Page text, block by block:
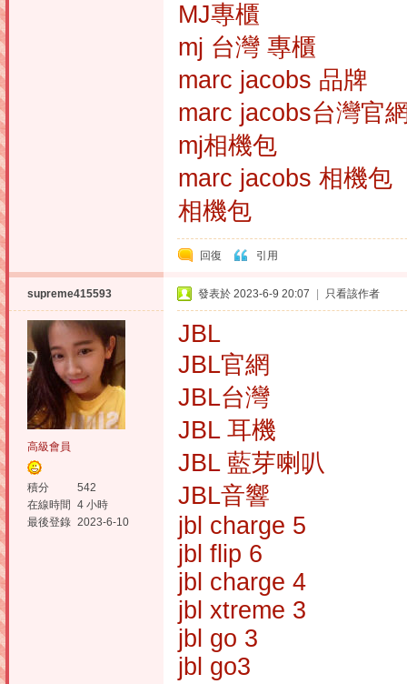
MJ專櫃
mj 台灣 專櫃
marc jacobs 品牌
marc jacobs台灣官
mj相機包
marc jacobs 相機包
相機包
回復 引用
supreme415593
高級會員
積分
542
在線時間
4 小時
最後登錄 2023-6-10
發表於 2023-6-9 20:07 只看該作者
JBL
JBL官網
JBL台灣
JBL 耳機
JBL 藍芽喇叭
JBL音響
jbl charge 5
jbl flip 6
jbl charge 4
jbl xtreme 3
jbl go 3
jbl go3